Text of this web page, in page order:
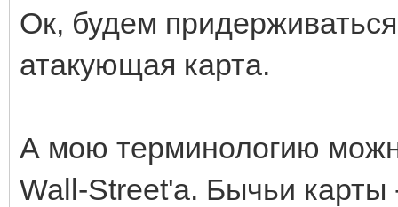
Ок, будем
атакующая карта.
А мою терминологию
Wall-Street'а. Бычьи